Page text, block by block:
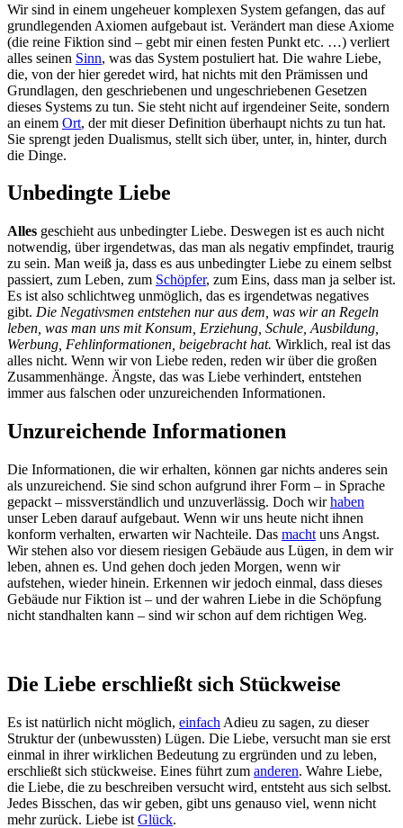
Wir sind in einem ungeheuer komplexen System gefangen, das auf
grundlegenden Axiomen aufgebaut ist. Verändert man diese Axiome
(die reine Fiktion sind – gebt mir einen festen Punkt etc. …) verliert
alles seinen Sinn, was das System postuliert hat. Die wahre Liebe,
die, von der hier geredet wird, hat nichts mit den Prämissen und
Grundlagen, den geschriebenen und ungeschriebenen Gesetzen
dieses Systems zu tun. Sie steht nicht auf irgendeiner Seite, sondern
an einem Ort, der mit dieser Definition überhaupt nichts zu tun hat.
Sie sprengt jeden Dualismus, stellt sich über, unter, in, hinter, durch
die Dinge.
Unbedingte Liebe
Alles geschieht aus unbedingter Liebe. Deswegen ist es auch nicht
notwendig, über irgendetwas, das man als negativ empfindet, traurig
zu sein. Man weiß ja, dass es aus unbedingter Liebe zu einem selbst
passiert, zum Leben, zum Schöpfer, zum Eins, dass man ja selber ist.
Es ist also schlichtweg unmöglich, das es irgendetwas negatives
gibt. Die Negativsmen entstehen nur aus dem, was wir an Regeln
leben, was man uns mit Konsum, Erziehung, Schule, Ausbildung,
Werbung, Fehlinformationen, beigebracht hat. Wirklich, real ist das
alles nicht. Wenn wir von Liebe reden, reden wir über die großen
Zusammenhänge. Ängste, das was Liebe verhindert, entstehen
immer aus falschen oder unzureichenden Informationen.
Unzureichende Informationen
Die Informationen, die wir erhalten, können gar nichts anderes sein
als unzureichend. Sie sind schon aufgrund ihrer Form – in Sprache
gepackt – missverständlich und unzuverlässig. Doch wirhaben
unser Leben darauf aufgebaut. Wenn wir uns heute nicht ihnen
konform verhalten, erwarten wir Nachteile. Das macht uns Angst.
Wir stehen also vor diesem riesigen Gebäude aus Lügen, in dem wir
leben, ahnen es. Und gehen doch jeden Morgen, wenn wir
aufstehen, wieder hinein. Erkennen wir jedoch einmal, dass dieses
Gebäude nur Fiktion ist – und der wahren Liebe in die Schöpfung
nicht standhalten kann – sind wir schon auf dem richtigen Weg.
Die Liebe erschließt sich Stückweise
Es ist natürlich nicht möglich, einfach Adieu zu sagen, zu dieser
Struktur der (unbewussten) Lügen. Die Liebe, versucht man sie erst
einmal in ihrer wirklichen Bedeutung zu ergründen und zu leben,
erschließt sich stückweise. Eines führt zum anderen. Wahre Liebe,
die Liebe, die zu beschreiben versucht wird, entsteht aus sich selbst.
Jedes Bisschen, das wir geben, gibt uns genauso viel, wenn nicht
mehr zurück. Liebe ist Glück.